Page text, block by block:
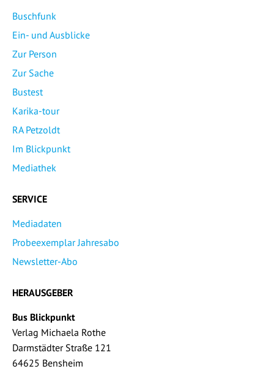
Buschfunk
Ein- und Ausblicke
Zur Person
Zur Sache
Bustest
Karika-tour
RA Petzoldt
Im Blickpunkt
Mediathek
SERVICE
Mediadaten
Probeexemplar Jahresabo
Newsletter-Abo
HERAUSGEBER
Bus Blickpunkt
Verlag Michaela Rothe
Darmstädter Straße 121
64625 Bensheim